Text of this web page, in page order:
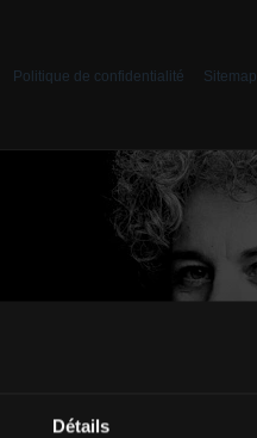
Détails
Politique de confidentialité Sitemap